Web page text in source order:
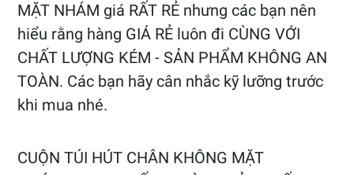
MẶT NHÁM giá RẤT RẺ nhưng các bạn nên
hiểu rằng hàng GIÁ RẺ luôn đi CÙNG VỚI
CHẤT LƯỢNG KÉM - SẢN PHẨM KHÔNG AN
TOÀN. Các bạn hãy cân nhắc kỹ lưỡng trước
khi mua nhé.
CUỘN TÚI HÚT CHÂN KHÔNG MẶT